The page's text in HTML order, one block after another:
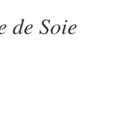
de Soie